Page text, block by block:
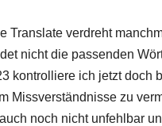
Translate verdreht
nicht die passenden
kontrolliere ich jetzt doch
Missverständnisse zu
noch nicht unfehlbar